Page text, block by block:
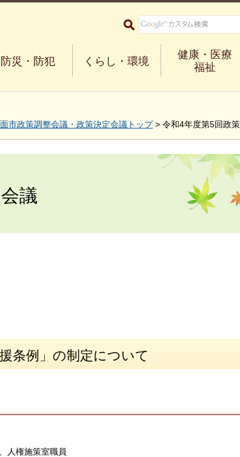
大阪府箕面市 Minoh City
防災・防犯 くらし・環境
健康・医療
福祉
市政策調整会議・政策決定会議トップ> 令和4年度第5回政
議
条例」の制定について
人権施策室職員